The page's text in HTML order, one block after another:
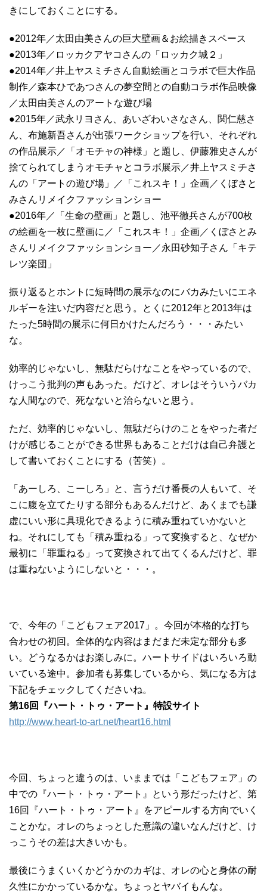
きにしておくことにする。
●2012年／太田由美さんの巨大壁画＆お絵描きスペース
●2013年／ロッカクアヤコさんの「ロッカク城２」
●2014年／井上ヤスミチさん自動絵画とコラボで巨大作品
制作／森本ひであつさんの夢空間との自動コラボ作品映像
／太田由美さんのアートな遊び場
●2015年／武永リヨさん、あいざわいさなさん、関仁慈さ
ん、布施新吾さんが出張ワークショップを行い、それぞれ
の作品展示／「オモチャの神様」と題し、伊藤雅史さんが
捨てられてしまうオモチャとコラボ展示／井上ヤスミチさ
んの「アートの遊び場」／「これスキ！」企画／くぼさと
みさんリメイクファッションショー
●2016年／「生命の壁画」と題し、池平徹兵さんが700枚
の絵画を一枚に壁画に／「これスキ！」企画／くぼさとみ
さんリメイクファッションショー／永田砂知子さん「キテ
レツ楽団」
振り返るとホントに短時間の展示なのにバカみたいにエネ
ルギーを注いだ内容だと思う。とくに2012年と2013年は
たった5時間の展示に何日かけたんだろう・・・みたい
な。
効率的じゃないし、無駄だらけなことをやっているので、
けっこう批判の声もあった。だけど、オレはそういうバカ
な人間なので、死なないと治らないと思う。
ただ、効率的じゃないし、無駄だらけのことをやった者だ
けが感じることができる世界もあることだけは自己弁護と
して書いておくことにする（苦笑）。
「あーしろ、こーしろ」と、言うだけ番長の人もいて、そ
こに腹を立てたりする部分もあるんだけど、あくまでも謙
虚にいい形に具現化できるように積み重ねていかないと
ね。それにしても「積み重ねる」って変換すると、なぜか
最初に「罪重ねる」って変換されて出てくるんだけど、罪
は重ねないようにしないと・・・。
で、今年の「こどもフェア2017」。今回が本格的な打ち
合わせの初回。全体的な内容はまだまだ未定な部分も多
い。どうなるかはお楽しみに。ハートサイドはいろいろ動
いている途中。参加者も募集しているから、気になる方は
下記をチェックしてくださいね。
第16回『ハート・トゥ・アート』特設サイト
http://www.heart-to-art.net/heart16.html
今回、ちょっと違うのは、いままでは「こどもフェア」の
中での『ハート・トゥ・アート』という形だったけど、第
16回『ハート・トゥ・アート』をアピールする方向でいく
ことかな。オレのちょっとした意識の違いなんだけど、け
っこうその差は大きいかも。
最後にうまくいくかどうかのカギは、オレの心と身体の耐
久性にかかっているかな。ちょっとヤバイもんな。